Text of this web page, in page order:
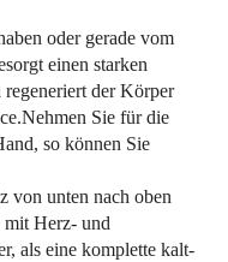
oder gerade vom
einen starken
der Körper
Sie für die
so können Sie
von unten nach oben
mit Herz- und
als eine komplette kalt-